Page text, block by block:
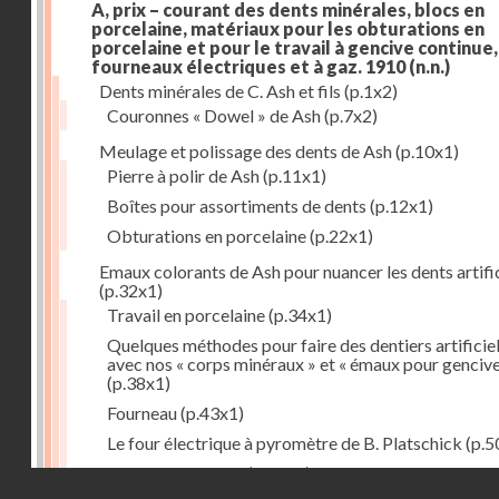
A, prix – courant des dents minérales, blocs en
porcelaine, matériaux pour les obturations en
porcelaine et pour le travail à gencive
fourneaux électriques et à gaz. 1910(n.n.)
Dents minérales de C. Ash et fils (p.1x2)
Couronnes « Dowel » de Ash(p.7x2)
Meulage et polissage des dents de Ash(p.10x1)
Pierre à polir de Ash(p.11x1)
Boîtes pour assortiments de dents (p.12x1)
Obturations en porcelaine(p.22x1)
Emaux colorants de Ash pour nuancer les dents
(p.32x1)
Travail en porcelaine(p.34x1)
Quelques méthodes pour faire des dentiers
avec nos « corps minéraux » et « émaux pour
(p.38x1)
Fourneau(p.43x1)
Le four électrique à pyromètre de B. Platschick
Pyromètre de Ash(p.53x1)